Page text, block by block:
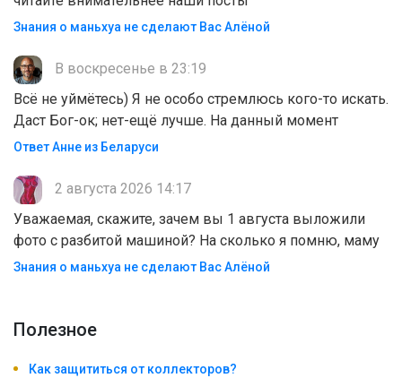
Знания о маньхуа не сделают Вас Алëной
В воскресенье в 23:19
Всё не уймётесь) Я не особо стремлюсь кого-то искать.
Даст Бог-ок; нет-ещё лучше. На данный момент
Ответ Анне из Беларуси
2 августа 2026 14:17
Уважаемая, скажите, зачем вы 1 августа выложили
фото с разбитой машиной? На сколько я помню, маму
Знания о маньхуа не сделают Вас Алëной
Полезноe
Как защититься от коллекторов?